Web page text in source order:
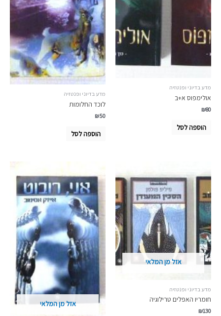
מדע בדיוני ופנטזיה
אולימפוס א+ב
₪80
הוספה לסל
מדע בדיוני ופנטזיה
לוכד החלומות
₪50
הוספה לסל
אזל מן המלאי
מדע בדיוני ופנטזיה
חומריו האפלים טרילוגיה
₪130
אזל מן המלאי